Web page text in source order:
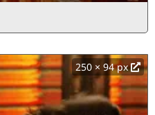
250 × 94 px